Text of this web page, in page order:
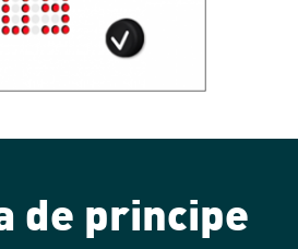
de principe